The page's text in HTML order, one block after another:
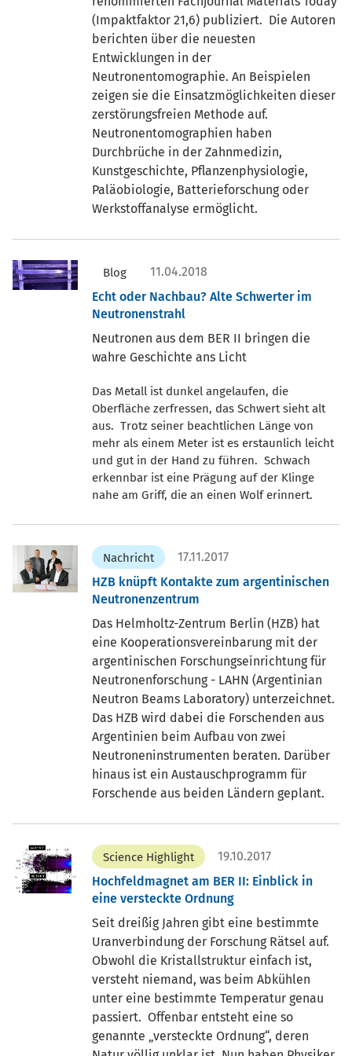
(Impaktfaktor 21,6) publiziert. Die Autoren
berichten über die neuesten
Entwicklungen in der
Neutronentomographie. An Beispielen
zeigen sie die Einsatzmöglichkeiten dieser
zerstörungsfreien Methode auf.
Neutronentomographien haben
Durchbrüche in der Zahnmedizin,
Kunstgeschichte, Pflanzenphysiologie,
Paläobiologie, Batterieforschung oder
Werkstoffanalyse ermöglicht.
Blog
11.04.2018
Echt oder Nachbau? Alte Schwerter im
Neutronenstrahl
Neutronen aus dem BER II bringen die
wahre Geschichte ans Licht
Das Metall ist dunkel angelaufen, die
Oberfläche zerfressen, das Schwert sieht alt
aus. Trotz seiner beachtlichen Länge von
mehr als einem Meter ist es erstaunlich leicht
und gut in der Hand zu führen. Schwach
erkennbar ist eine Prägung auf der Klinge
nahe am Griff, die an einen Wolf erinnert.
Nachricht
17.11.2017
HZB knüpft Kontakte zum argentinischen
Neutronenzentrum
Das Helmholtz-Zentrum Berlin (HZB) hat
eine Kooperationsvereinbarung mit der
argentinischen Forschungseinrichtung für
Neutronenforschung - LAHN (Argentinian
Neutron Beams Laboratory) unterzeichnet.
Das HZB wird dabei die Forschenden aus
Argentinien beim Aufbau von zwei
Neutroneninstrumenten beraten. Darüber
hinaus ist ein Austauschprogramm für
Forschende aus beiden Ländern geplant.
Science Highlight
19.10.2017
Hochfeldmagnet am BER II: Einblick in
eine versteckte Ordnung
Seit dreißig Jahren gibt eine bestimmte
Uranverbindung der Forschung Rätsel auf.
Obwohl die Kristallstruktur einfach ist,
versteht niemand, was beim Abkühlen
unter eine bestimmte Temperatur genau
passiert. Offenbar entsteht eine so
genannte „versteckte Ordnung“, deren